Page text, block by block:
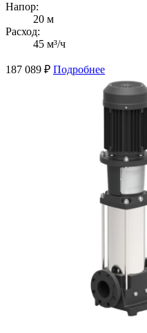
Напор:
20 м
Расход:
45 м³/ч
187 089 ₽ Подробнее